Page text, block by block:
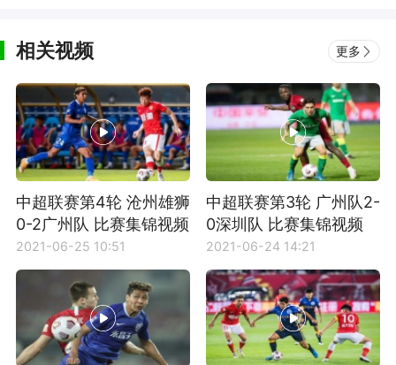
相关视频 更多
中超联赛第4轮 沧州雄狮
0-2广州队 比赛集锦视频
2021-06-25 10:51
中超联赛第3轮 广州队2-
0深圳队 比赛集锦视频
2021-06-24 14:21